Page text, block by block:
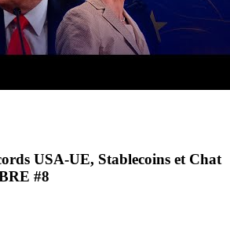
USA-UE, Stablecoins et Chat
#8